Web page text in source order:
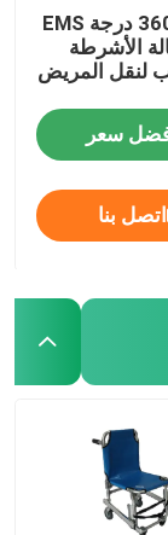
185 سم 360 درجة EMS
الأشرطة
لنقل المريض
سعر
اتصل بنا